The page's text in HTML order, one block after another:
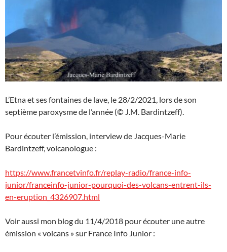
L’Etna et ses fontaines de lave, le 28/2/2021, lors de son
septième paroxysme de l’année (© J.M. Bardintzeff).
Pour écouter l’émission, interview de Jacques-Marie
Bardintzeff, volcanologue :
https://www.francetvinfo.fr/replay-radio/france-info-
junior/franceinfo-junior-pourquoi-des-volcans-entrent-ils-
en-eruption_4326907.html
Voir aussi mon blog du 11/4/2018 pour écouter une autre
émission « volcans » sur France Info Junior :